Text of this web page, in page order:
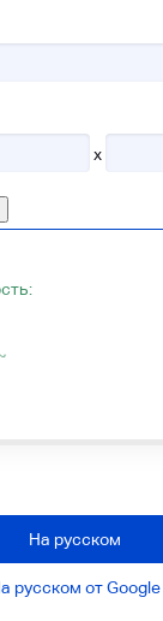
x
На русском
русском от Google